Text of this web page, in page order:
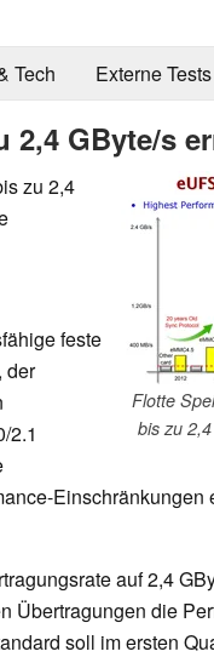
Tech Externe Tests
2,4 GByte/s
Flotte
bis zu
zu 2,4
feste
der
2.1
Einschränkungen
auf 2,4
Übertragungen die
soll im ersten